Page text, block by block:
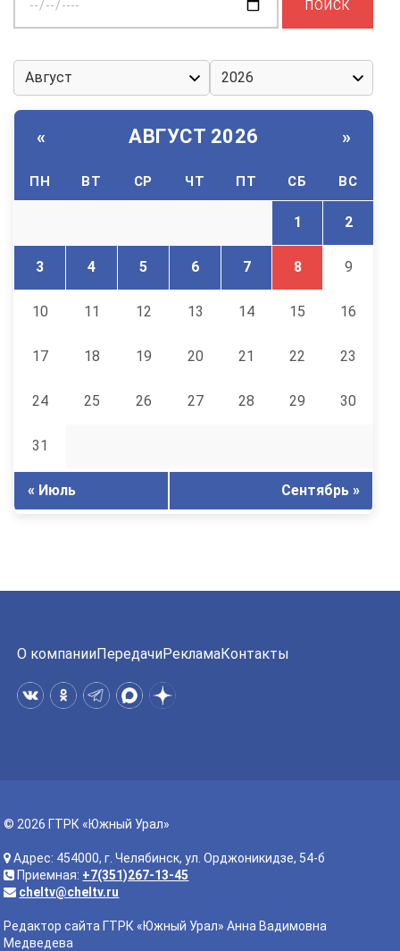
дату:
« АВГУСТ 2026 »
ПН ВТ СР ЧТ ПТ СБ ВС
1 2
3 4 5 6 7 8 9
10 11 12 13 14 15 16
17 18 19 20 21 22 23
24 25 26 27 28 29 30
31
« Июль Сентябрь »
О компанииПередачиРекламаКонтакты
© 2026 ГТРК «Южный Урал»
Адрес: 454000, г. Челябинск, ул. Орджоникидзе, 54-б
Приемная: +7(351)267-13-45
cheltv@cheltv.ru
Редактор сайта ГТРК «Южный Урал» Анна Вадимовна
Медведева